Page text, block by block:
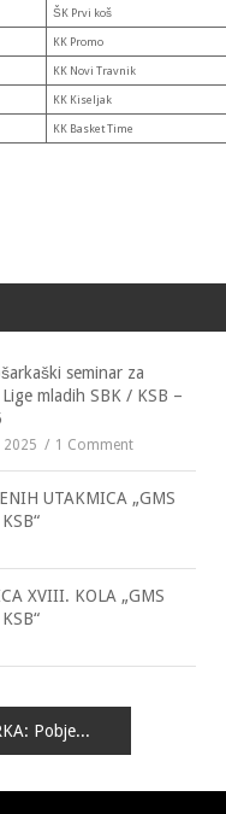
ŠK Prvi koš
KK Promo
KK Novi Travnik
KK Kiseljak
KK Basket Time
seminar za
mladih SBK / KSB –
2025 1 Comment
UTAKMICA „GMS
XVIII. KOLA „GMS
SENIORSKA KOŠARKA: Pobjede Proma, Travnika, Iskre, Gen-Stara i OKK Viteza!